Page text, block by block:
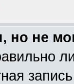
но не